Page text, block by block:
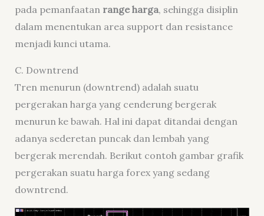
pada pemanfaatan range harga, sehingga disiplin
dalam menentukan area support dan resistance
menjadi kunci utama.
C. Downtrend
Tren menurun (downtrend) adalah suatu
pergerakan harga yang cenderung bergerak
menurun ke bawah. Hal ini dapat ditandai dengan
adanya sederetan puncak dan lembah yang
bergerak merendah. Berikut contoh gambar grafik
pergerakan suatu harga forex yang sedang
downtrend.